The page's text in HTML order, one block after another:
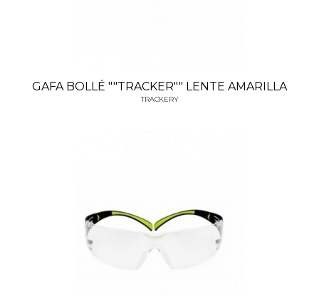
GAFA BOLLÉ ""TRACKER"" LENTE AMARILLA
TRACKERY